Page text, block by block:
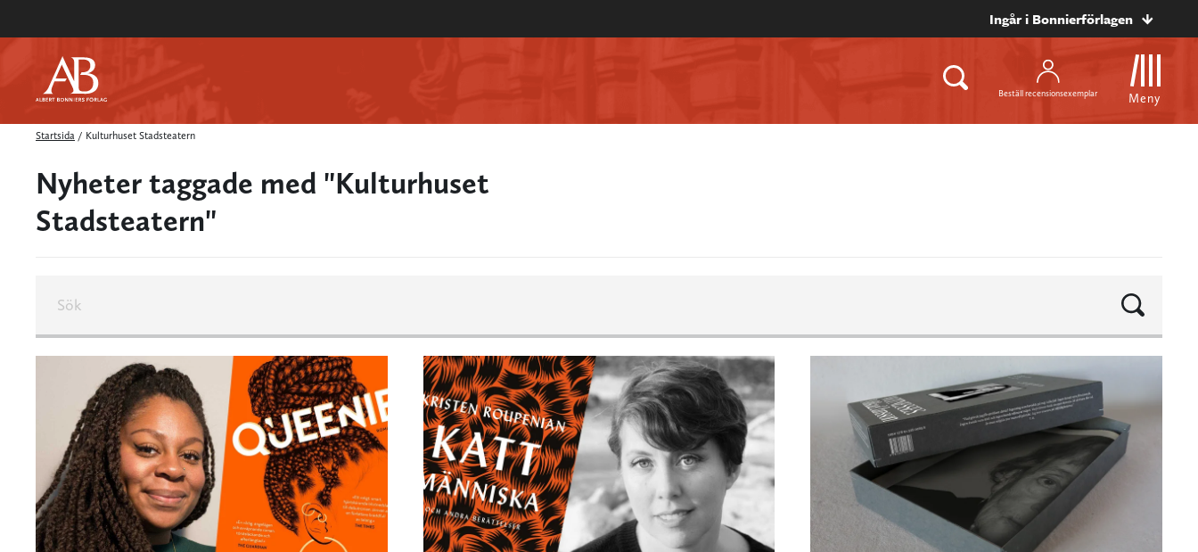
Ingår i Bonnierförlagen
Beställ recensionsexemplar Meny
Startsida / Kulturhuset Stadsteatern
Nyheter taggade med "Kulturhuset
Stadsteatern"